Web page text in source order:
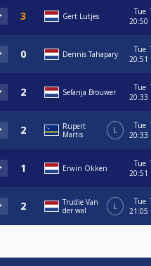
Gert Lutjes
Tue
20:50
Dennis Tahapary
Tue
20:51
Sefanja Brouwer
Tue
20:33
Rupert
Martis
L
Tue
20:33
Erwin Okken
Tue
20:51
Trudie Van
der wal
L
Tue
21:05